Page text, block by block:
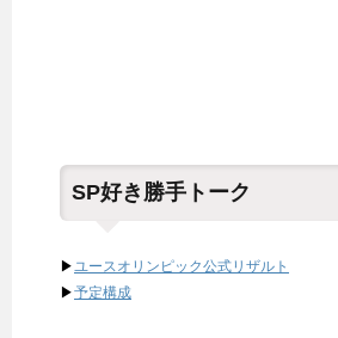
SP好き勝手トーク
▶ユースオリンピック公式リザルト
▶予定構成